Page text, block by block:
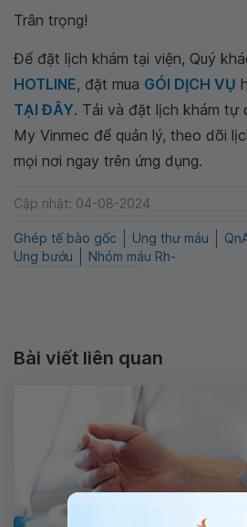
Trân trọng!
Để đặt lịch khám tại viện, Quý
HOTLINE, đặt mua GÓI DỊCH VỤ
TẠI ĐÂY. Tải và đặt lịch khám tự
My Vinmec để quản lý, theo dõi
mọi nơi ngay trên ứng dụng.
Cập nhật: 04-08-2024
Ghép tế bào gốc Ung thư máu
Ung bướu
Nhóm máu Rh-
Bài viết liên quan